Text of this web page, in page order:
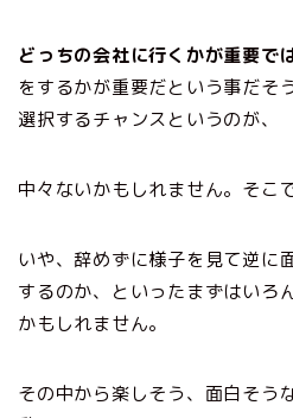
どっちの会社に行くかが重要で
をするかが重要だという事だそ
選択するチャンスというのが、
中々ないかもしれません。そこ
いや、辞めずに様子を見て逆に
するのか、といったまずはいろ
かもしれません。
その中から楽しそう、面白そう